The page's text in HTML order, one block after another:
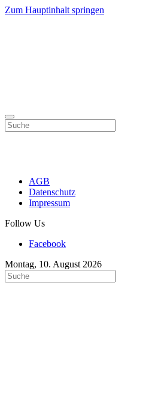
Zum Hauptinhalt springen
AGB
Datenschutz
Impressum
Follow Us
Facebook
Montag, 10. August 2026